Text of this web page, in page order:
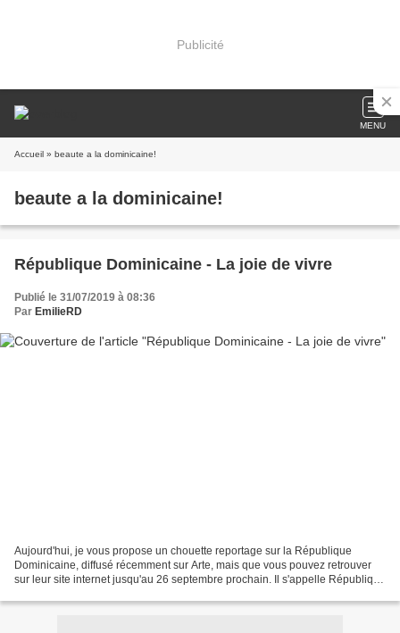
Publicité
MENU
Accueil » beaute a la dominicaine!
beaute a la dominicaine!
République Dominicaine - La joie de vivre
Publié le 31/07/2019 à 08:36
Par EmilieRD
Aujourd'hui, je vous propose un chouette reportage sur la République
Dominicaine, diffusé récemment sur Arte, mais que vous pouvez retrouver
sur leur site internet jusqu'au 26 septembre prochain. Il s'appelle République